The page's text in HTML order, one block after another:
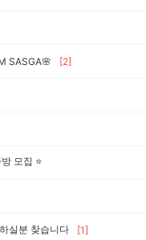
SASGA🌸 [2]
모집 ⭐
실분 찾습니다 [1]